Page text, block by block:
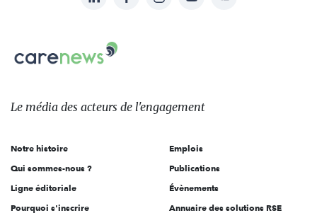
sur:
Carenews,
Le
des
l'engagement
Le média des acteurs de l'engagement
Notre histoire
Qui sommes-nous ?
Ligne éditoriale
Pourquoi s'inscrire
Emplois
Publications
Évènements
Annuaire des solutions RSE